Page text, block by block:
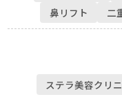
鼻リフト
二
ステラ美容クリ